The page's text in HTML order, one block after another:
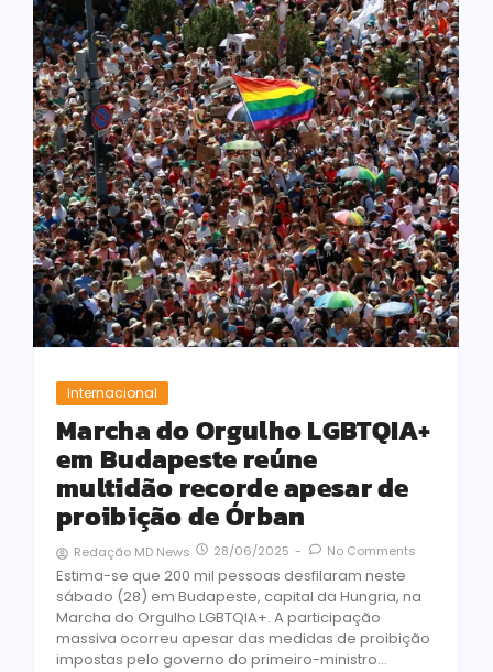
Internacional
Marcha do Orgulho LGBTQIA+
em Budapeste reúne
multidão recorde apesar de
proibição de Órban
Redação MD News 28/06/2025 - No Comments
Estima-se que 200 mil pessoas desfilaram neste
sábado (28) em Budapeste, capital da Hungria, na
Marcha do Orgulho LGBTQIA+. A participação
massiva ocorreu apesar das medidas de proibição
impostas pelo governo do primeiro-ministro...